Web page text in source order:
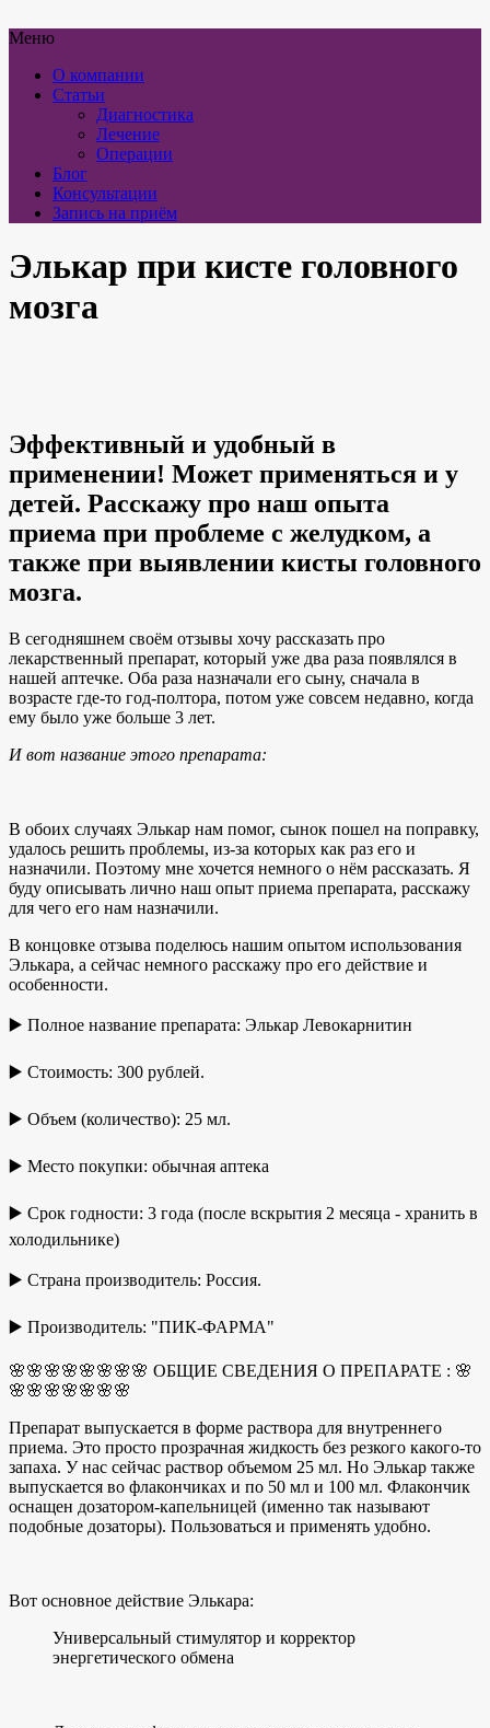
Меню
О компании
Статьи
Диагностика
Лечение
Операции
Блог
Консультации
Запись на приём
Элькар при кисте головного
мозга
Эффективный и удобный в
применении! Может применяться и у
детей. Расскажу про наш опыта
приема при проблеме с желудком, а
также при выявлении кисты головного
мозга.
В сегодняшнем своём отзывы хочу рассказать про
лекарственный препарат, который уже два раза появлялся в
нашей аптечке. Оба раза назначали его сыну, сначала в
возрасте где-то год-полтора, потом уже совсем недавно, когда
ему было уже больше 3 лет.
И вот название этого препарата:
В обоих случаях Элькар нам помог, сынок пошел на поправку,
удалось решить проблемы, из-за которых как раз его и
назначили. Поэтому мне хочется немного о нём рассказать. Я
буду описывать лично наш опыт приема препарата, расскажу
для чего его нам назначили.
В концовке отзыва поделюсь нашим опытом использования
Элькара, а сейчас немного расскажу про его действие и
особенности.
▶️ Полное название препарата: Элькар Левокарнитин
▶️ Стоимость: 300 рублей.
▶️ Объем (количество): 25 мл.
▶️ Место покупки: обычная аптека
▶️ Срок годности: 3 года (после вскрытия 2 месяца - хранить в
холодильнике)
▶️ Страна производитель: Россия.
▶️ Производитель: "ПИК-ФАРМА"
🌸🌸🌸🌸🌸🌸🌸🌸 ОБЩИЕ СВЕДЕНИЯ О ПРЕПАРАТЕ : 🌸
🌸🌸🌸🌸🌸🌸🌸
Препарат выпускается в форме раствора для внутреннего
приема. Это просто прозрачная жидкость без резкого какого-то
запаха. У нас сейчас раствор объемом 25 мл. Но Элькар также
выпускается во флакончиках и по 50 мл и 100 мл. Флакончик
оснащен дозатором-капельницей (именно так называют
подобные дозаторы). Пользоваться и применять удобно.
Вот основное действие Элькара:
Универсальный стимулятор и корректор
энергетического обмена